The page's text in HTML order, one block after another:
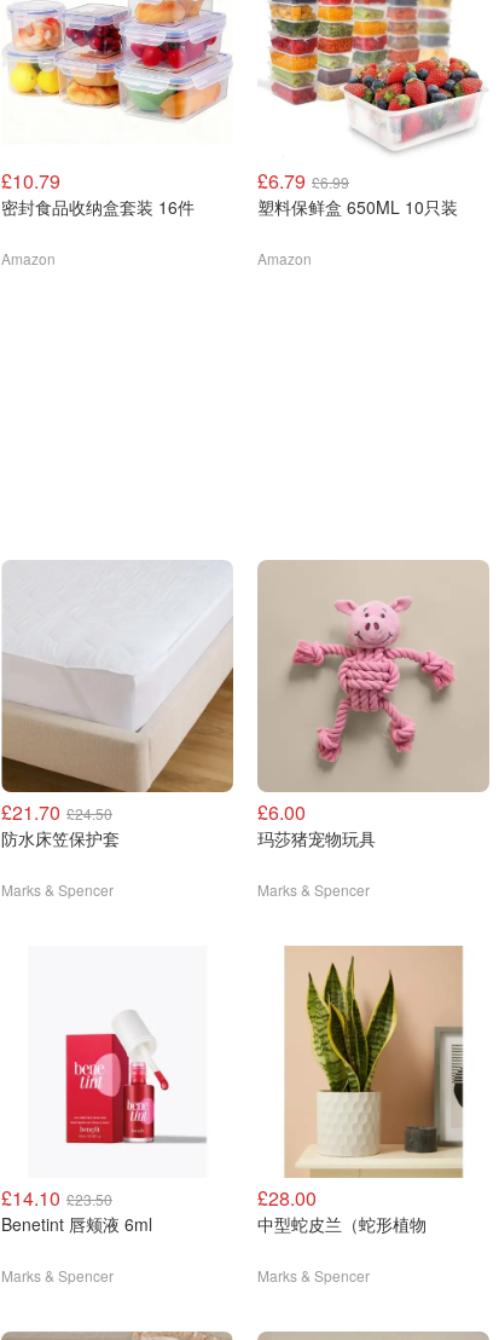
£10.79
密封食品收纳盒套装 16件
Amazon
£6.79 £6.99
塑料保鲜盒 650ML 10只装
Amazon
£21.70 £24.50
防水床笠保护套
Marks & Spencer
£6.00
玛莎猪宠物玩具
Marks & Spencer
£14.10 £23.50
Benetint 唇颊液 6ml
Marks & Spencer
£28.00
中型蛇皮兰（蛇形植物
Marks & Spencer